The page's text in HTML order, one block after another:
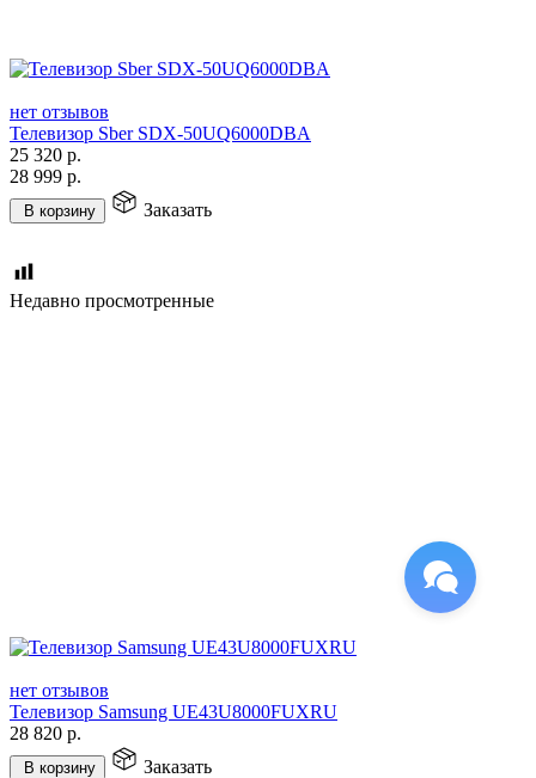
нет отзывов
Телевизор Sber SDX-50UQ6000DBA
25 320 р.
28 999 р.
В корзину Заказать
Недавно просмотренные
нет отзывов
Телевизор Samsung UE43U8000FUXRU
28 820 р.
В корзину Заказать